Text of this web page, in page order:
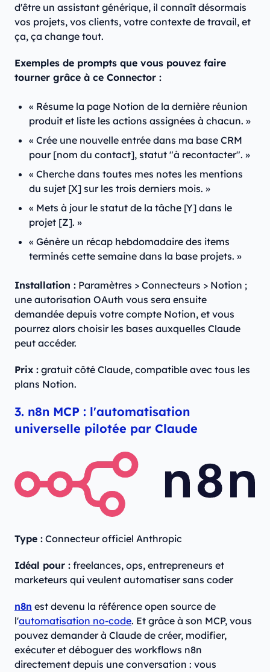
d'être un assistant générique, il connaît désormais
vos projets, vos clients, votre contexte de travail, et
ça, ça change tout.
Exemples de prompts que vous pouvez faire
tourner grâce à ce Connector :
« Résume la page Notion de la dernière réunion
produit et liste les actions assignées à chacun. »
« Crée une nouvelle entrée dans ma base CRM
pour [nom du contact], statut "à recontacter". »
« Cherche dans toutes mes notes les mentions
du sujet [X] sur les trois derniers mois. »
« Mets à jour le statut de la tâche [Y] dans le
projet [Z]. »
« Génère un récap hebdomadaire des items
terminés cette semaine dans la base projets. »
Installation : Paramètres > Connecteurs > Notion ;
une autorisation OAuth vous sera ensuite
demandée depuis votre compte Notion, et vous
pourrez alors choisir les bases auxquelles Claude
peut accéder.
Prix : gratuit côté Claude, compatible avec tous les
plans Notion.
3. n8n MCP : l'automatisation
universelle pilotée par Claude
Type : Connecteur officiel Anthropic
Idéal pour : freelances, ops, entrepreneurs et
marketeurs qui veulent automatiser sans coder
n8n est devenu la référence open source de
l'automatisation no-code. Et grâce à son MCP, vous
pouvez demander à Claude de créer, modifier,
exécuter et déboguer des workflows n8n
directement depuis une conversation : vous